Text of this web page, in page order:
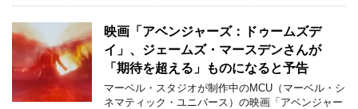
映画「アベンジャーズ：ドゥームズデ
イ」、ジェームズ・マースデンさんが
「期待を超える」ものになると予告
マーベル・スタジオが制作中のMCU（マーベル・シ
ネマティック・ユニバース）の映画「アベンジャー